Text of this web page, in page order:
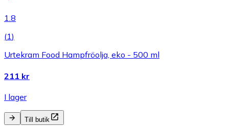
1.8
(1)
Urtekram Food Hampfröolja, eko - 500 ml
211 kr
I lager
Till butik